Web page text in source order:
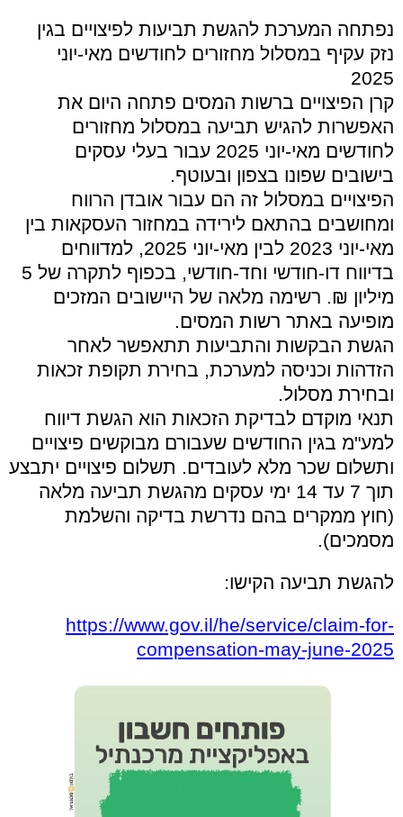
נפתחה המערכת להגשת תביעות לפיצויים בגין
נזק עקיף במסלול מחזורים לחודשים מאי-יוני
2025
קרן הפיצויים ברשות המסים פתחה היום את
האפשרות להגיש תביעה במסלול מחזורים
לחודשים מאי-יוני 2025 עבור בעלי עסקים
בישובים שפונו בצפון ובעוטף.
הפיצויים במסלול זה הם עבור אובדן הרווח
ומחושבים בהתאם לירידה במחזור העסקאות בין
מאי-יוני 2023 לבין מאי-יוני 2025, למדווחים
בדיווח דו-חודשי וחד-חודשי, בכפוף לתקרה של 5
מיליון ₪. רשימה מלאה של היישובים המזכים
מופיעה באתר רשות המסים.
הגשת הבקשות והתביעות תתאפשר לאחר
הזדהות וכניסה למערכת, בחירת תקופת זכאות
ובחירת מסלול.
תנאי מוקדם לבדיקת הזכאות הוא הגשת דיווח
למע"מ בגין החודשים שעבורם מבוקשים פיצויים
ותשלום שכר מלא לעובדים. תשלום פיצויים יתבצע
תוך 7 עד 14 ימי עסקים מהגשת תביעה מלאה
(חוץ ממקרים בהם נדרשת בדיקה והשלמת
מסמכים).
להגשת תביעה הקישו:
https://www.gov.il/he/service/claim-for-
compensation-may-june-2025